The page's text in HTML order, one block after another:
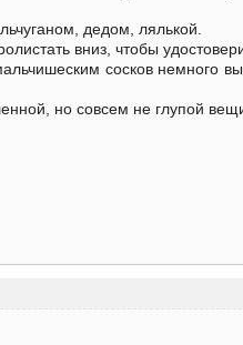
дедом, лялькой.
вниз, чтобы
сосков немного
но совсем не глупой